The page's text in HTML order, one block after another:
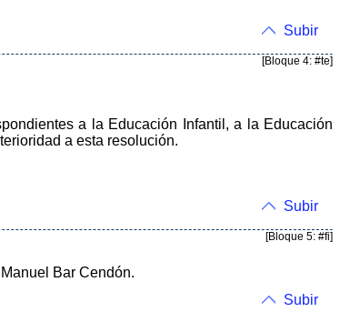
Subir
[Bloque 4: #te]
a la Educación Infantil, a la Educación
a esta resolución.
Subir
[Bloque 5: #fi]
Bar Cendón.
Subir